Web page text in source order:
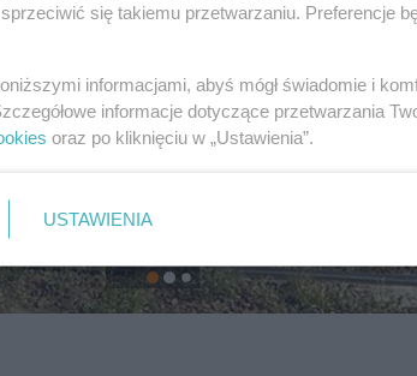
się takiemu przetwarzaniu. Preferencje
informacjami, abyś mógł świadomie i
informacje dotyczące przetwarzania
oraz po kliknięciu w „Ustawienia”.
USTAWIENIA